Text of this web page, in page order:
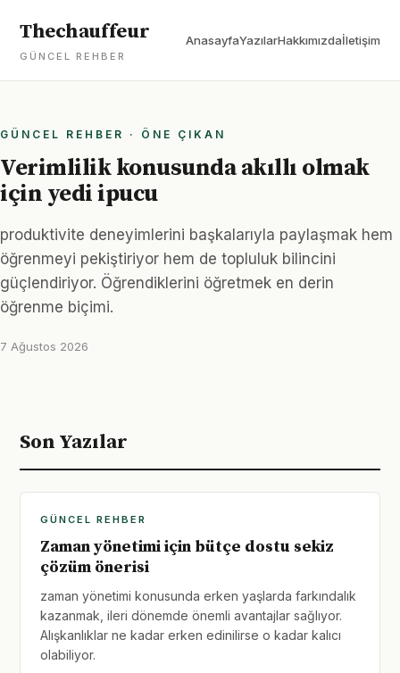
Thechauffeur
GÜNCEL REHBER
AnasayfaYazılarHakkımızdaİletişim
GÜNCEL REHBER · ÖNE ÇIKAN
Verimlilik konusunda akıllı olmak
için yedi ipucu
produktivite deneyimlerini başkalarıyla paylaşmak hem
öğrenmeyi pekiştiriyor hem de topluluk bilincini
güçlendiriyor. Öğrendiklerini öğretmek en derin
öğrenme biçimi.
7 Ağustos 2026
Son Yazılar
GÜNCEL REHBER
Zaman yönetimi için bütçe dostu sekiz
çözüm önerisi
zaman yönetimi konusunda erken yaşlarda farkındalık
kazanmak, ileri dönemde önemli avantajlar sağlıyor.
Alışkanlıklar ne kadar erken edinilirse o kadar kalıcı
olabiliyor.